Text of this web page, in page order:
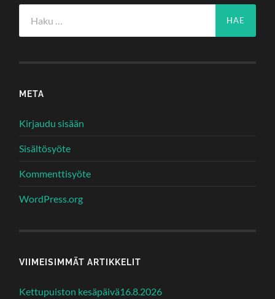
META
Kirjaudu sisään
Sisältösyöte
Kommenttisyöte
WordPress.org
VIIMEISIMMÄT ARTIKKELIT
Kettupuiston kesäpäivä16.8.2026